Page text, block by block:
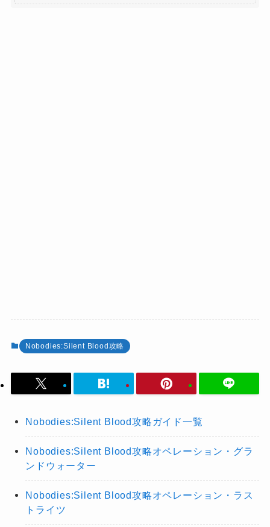
Nobodies:Silent Blood攻略
Nobodies:Silent Blood攻略ガイド一覧
Nobodies:Silent Blood攻略オペレーション・グラ
ンドウォーター
Nobodies:Silent Blood攻略オペレーション・ラス
トライツ